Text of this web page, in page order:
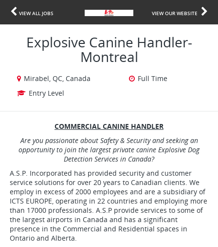
VIEW ALL JOBS VIEW OUR WEBSITE
Explosive Canine Handler-
Montreal
Mirabel, QC, Canada
Full Time
Entry Level
COMMERCIAL CANINE HANDLER
Are you passionate about Safety & Security and seeking an
opportunity to join the largest private canine Explosive Dog
Detection Services in Canada?
A.S.P. Incorporated has provided security and customer
service solutions for over 20 years to Canadian clients. We
employ in excess of 2000 employees and are a subsidiary of
ICTS EUROPE, operating in 22 countries and employing more
than 17000 professionals. A.S.P provide services to some of
the largest airports in Canada and has a significant
presence in the Commercial and Residential spaces in
Ontario and Alberta.